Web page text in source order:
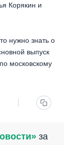
Корякин и
нужно знать о
выпуск
московскому
за